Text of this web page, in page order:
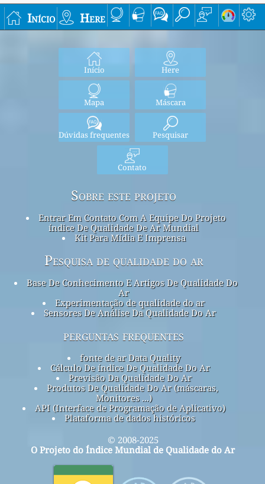
Início Here
Início Here
Mapa Máscara
Dúvidas frequentes Pesquisar
Contato
Sobre este projeto
Entrar Em Contato Com A Equipe Do Projeto
índice De Qualidade De Ar Mundial
Kit Para Mídia E Imprensa
Pesquisa de qualidade do ar
Base De Conhecimento E Artigos De Qualidade Do
Ar
Experimentação de qualidade do ar
Sensores De Análise Da Qualidade Do Ar
perguntas frequentes
fonte de ar Data Quality
Cálculo De índice De Qualidade Do Ar
Previsão Da Qualidade Do Ar
Produtos De Qualidade Do Ar (máscaras,
Monitores ...)
API (Interface de Programação de Aplicativo)
Plataforma de dados históricos
© 2008-2025
O Projeto do Índice Mundial de Qualidade do Ar